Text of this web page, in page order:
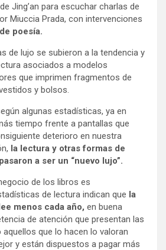
Jing’an para escuchar charlas de
Miuccia Prada, con intervenciones
poesía.
de lujo se subieron a la tendencia y
asociados a modelos
que imprimen fragmentos de
y bolsos.
algunas estadísticas, ya en
tiempo frente a pantallas que
deterioro en nuestra
la lectura y otras formas de
a ser un “nuevo lujo”.
de los libros es
de lectura indican que la
menos cada año, en buena
de atención que presentan las
aquellos que lo hacen lo valoran
y están dispuestos a pagar más